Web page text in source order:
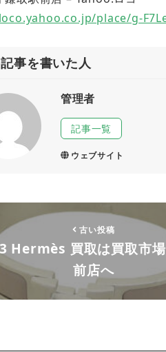
place/g-
事を書いた人
管理者
記事一覧
ウェブサイト
古い投稿
Hermès 買取は買取市
前店へ